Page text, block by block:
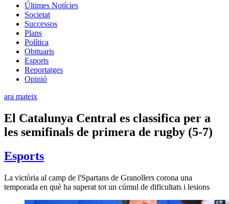
Últimes Notícies
Societat
Successos
Plans
Política
Obituaris
Esports
Reportatges
Opinió
ara mateix
El Catalunya Central es classifica per a
les semifinals de primera de rugby (5-7)
Esports
La victòria al camp de l'Spartans de Granollers corona una
temporada en què ha superat tot un cúmul de dificultats i lesions